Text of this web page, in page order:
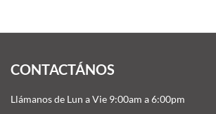
CONTACTÁNOS
Llámanos de Lun a Vie 9:00am a 6:00pm